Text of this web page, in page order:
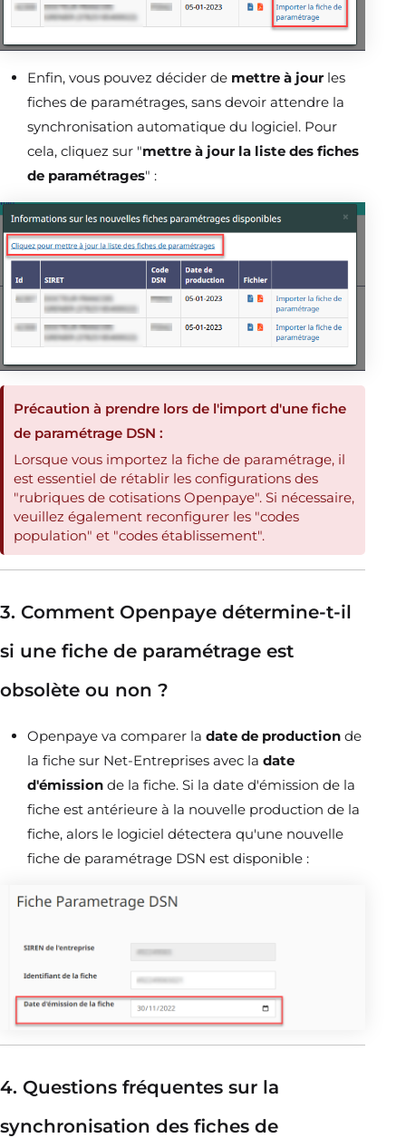
Enfin, vous pouvez décider de mettre à jour les
fiches de paramétrages, sans devoir attendre la
synchronisation automatique du logiciel. Pour
cela, cliquez sur "mettre à jour la liste des fiches
de paramétrages" :
Précaution à prendre lors de l'import d'une fiche
de paramétrage DSN :
Lorsque vous importez la fiche de paramétrage, il
est essentiel de rétablir les configurations des
"rubriques de cotisations Openpaye". Si nécessaire,
veuillez également reconfigurer les "codes
population" et "codes établissement".
3. Comment Openpaye détermine-t-il
si une fiche de paramétrage est
obsolète ou non ?
Openpaye va comparer la date de production de
la fiche sur Net-Entreprises avec la date
d'émission de la fiche. Si la date d'émission de la
fiche est antérieure à la nouvelle production de la
fiche, alors le logiciel détectera qu'une nouvelle
fiche de paramétrage DSN est disponible :
4. Questions fréquentes sur la
synchronisation des fiches de